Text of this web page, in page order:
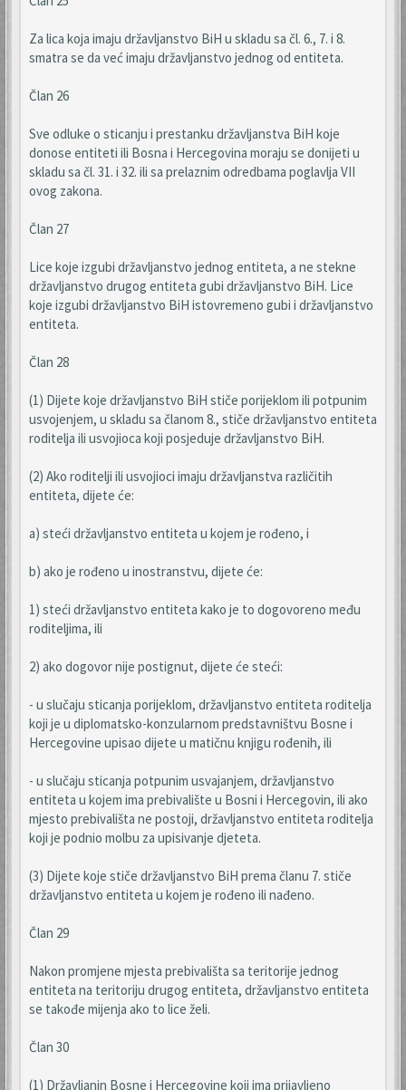
Za lica koja imaju državljanstvo BiH u skladu sa čl. 6., 7. i 8.
smatra se da već imaju državljanstvo jednog od entiteta.
Član 26
Sve odluke o sticanju i prestanku državljanstva BiH koje
donose entiteti ili Bosna i Hercegovina moraju se donijeti u
skladu sa čl. 31. i 32. ili sa prelaznim odredbama poglavlja VII
ovog zakona.
Član 27
Lice koje izgubi državljanstvo jednog entiteta, a ne stekne
državljanstvo drugog entiteta gubi državljanstvo BiH. Lice
koje izgubi državljanstvo BiH istovremeno gubi i državljanstvo
entiteta.
Član 28
(1) Dijete koje državljanstvo BiH stiče porijeklom ili potpunim
usvojenjem, u skladu sa članom 8., stiče državljanstvo entiteta
roditelja ili usvojioca koji posjeduje državljanstvo BiH.
(2) Ako roditelji ili usvojioci imaju državljanstva različitih
entiteta, dijete će:
a) steći državljanstvo entiteta u kojem je rođeno, i
b) ako je rođeno u inostranstvu, dijete će:
1) steći državljanstvo entiteta kako je to dogovoreno među
roditeljima, ili
2) ako dogovor nije postignut, dijete će steći:
- u slučaju sticanja porijeklom, državljanstvo entiteta roditelja
koji je u diplomatsko-konzularnom predstavništvu Bosne i
Hercegovine upisao dijete u matičnu knjigu rođenih, ili
- u slučaju sticanja potpunim usvajanjem, državljanstvo
entiteta u kojem ima prebivalište u Bosni i Hercegovin, ili ako
mjesto prebivališta ne postoji, državljanstvo entiteta roditelja
koji je podnio molbu za upisivanje djeteta.
(3) Dijete koje stiče državljanstvo BiH prema članu 7. stiče
državljanstvo entiteta u kojem je rođeno ili nađeno.
Član 29
Nakon promjene mjesta prebivališta sa teritorije jednog
entiteta na teritoriju drugog entiteta, državljanstvo entiteta
se takođe mijenja ako to lice želi.
Član 30
(1) Državljanin Bosne i Hercegovine koji ima prijavljeno